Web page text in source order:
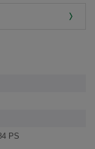
PS